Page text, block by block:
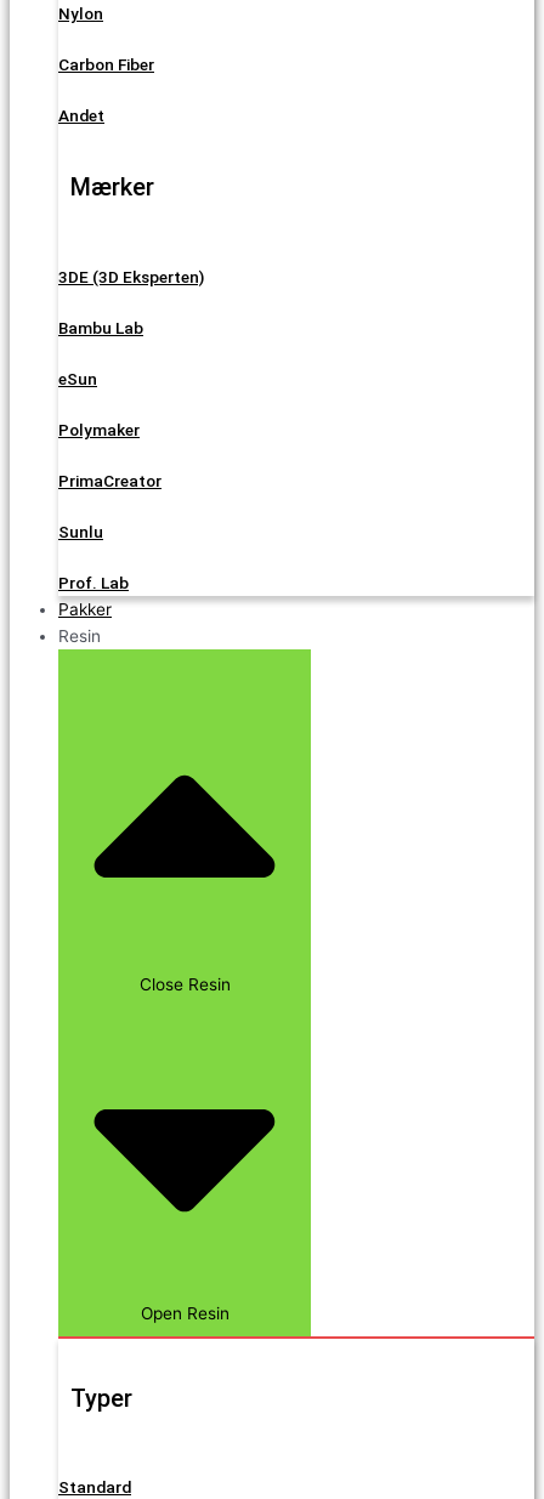
Nylon
Carbon Fiber
Andet
Mærker
3DE (3D Eksperten)
Bambu Lab
eSun
Polymaker
PrimaCreator
Sunlu
Prof. Lab
Pakker
Resin
Close Resin
Open Resin
Typer
Standard